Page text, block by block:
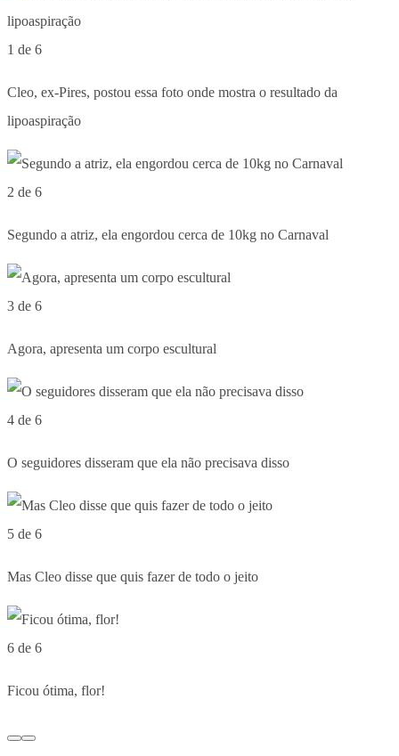
1 de 6
Cleo, ex-Pires, postou essa foto onde mostra o resultado da
lipoaspiração
2 de 6
Segundo a atriz, ela engordou cerca de 10kg no Carnaval
3 de 6
Agora, apresenta um corpo escultural
4 de 6
O seguidores disseram que ela não precisava disso
5 de 6
Mas Cleo disse que quis fazer de todo o jeito
6 de 6
Ficou ótima, flor!